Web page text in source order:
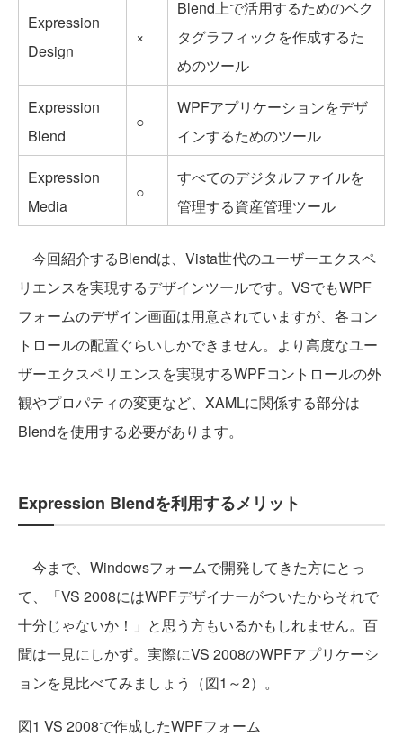
Expression
Design
×
Blend上で活用するためのベク
タグラフィックを作成するた
めのツール
Expression
Blend
○
WPFアプリケーションをデザ
インするためのツール
Expression
Media
○
すべてのデジタルファイルを
管理する資産管理ツール
今回紹介するBlendは、Vista世代のユーザーエクスペ
リエンスを実現するデザインツールです。VSでもWPF
フォームのデザイン画面は用意されていますが、各コン
トロールの配置ぐらいしかできません。より高度なユー
ザーエクスペリエンスを実現するWPFコントロールの外
観やプロパティの変更など、XAMLに関係する部分は
Blendを使用する必要があります。
Expression Blendを利用するメリット
今まで、Windowsフォームで開発してきた方にとっ
て、「VS 2008にはWPFデザイナーがついたからそれで
十分じゃないか！」と思う方もいるかもしれません。百
聞は一見にしかず。実際にVS 2008のWPFアプリケーシ
ョンを見比べてみましょう（図1～2）。
図1 VS 2008で作成したWPFフォーム